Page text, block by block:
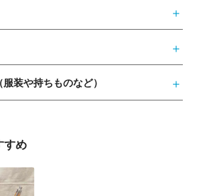
装や持ちものなど）
すめ